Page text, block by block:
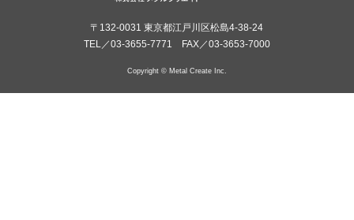
〒132-0031 東京都江戸川区松島4-38-24
TEL／03-3655-7771 FAX／03-3653-7000
Copyright © Metal Create Inc.